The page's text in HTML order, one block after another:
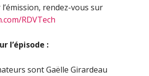
rendez-vous sur
RDVTech
l’épisode :
sont Gaëlle Girardeau